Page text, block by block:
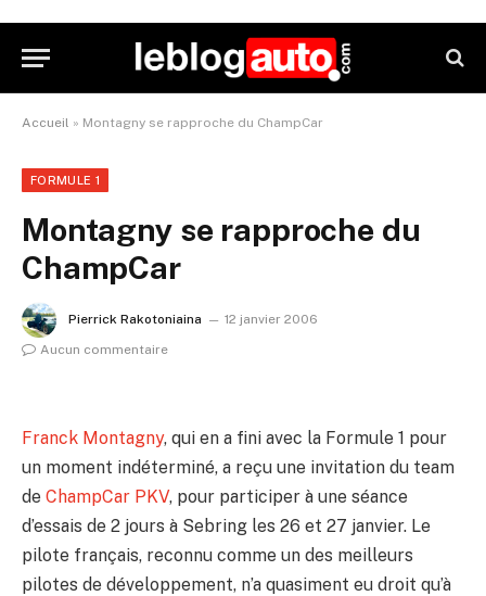
Accueil » Montagny se rapproche du ChampCar
FORMULE 1
Montagny se rapproche du
ChampCar
Pierrick Rakotoniaina
12 janvier 2006
Aucun commentaire
Franck Montagny, qui en a fini avec la Formule 1 pour
un moment indéterminé, a reçu une invitation du team
de ChampCar PKV, pour participer à une séance
d’essais de 2 jours à Sebring les 26 et 27 janvier. Le
pilote français, reconnu comme un des meilleurs
pilotes de développement, n’a quasiment eu droit qu’à